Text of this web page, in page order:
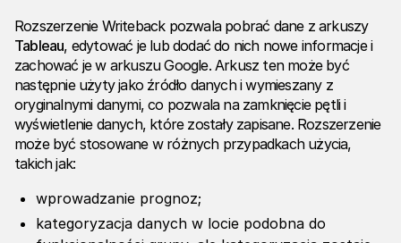
Rozszerzenie Writeback pozwala pobrać dane z arkuszy
Tableau, edytować je lub dodać do nich nowe informacje i
zachować je w arkuszu Google. Arkusz ten może być
następnie użyty jako źródło danych i wymieszany z
oryginalnymi danymi, co pozwala na zamknięcie pętli i
wyświetlenie danych, które zostały zapisane. Rozszerzenie
może być stosowane w różnych przypadkach użycia,
takich jak:
wprowadzanie prognoz;
kategoryzacja danych w locie podobna do